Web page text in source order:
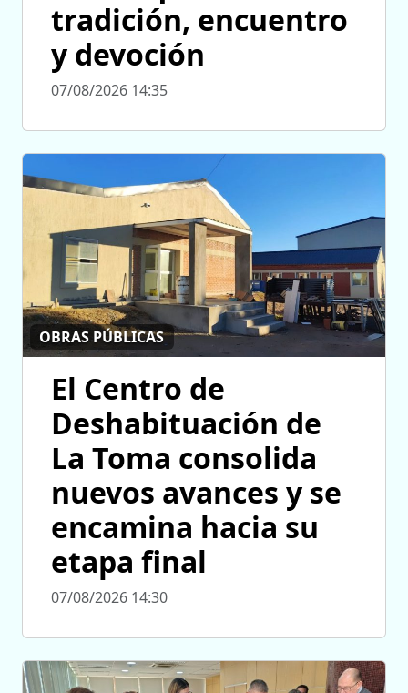
tradición, encuentro
y devoción
07/08/2026 14:35
OBRAS PÚBLICAS
El Centro de
Deshabituación de
La Toma consolida
nuevos avances y se
encamina hacia su
etapa final
07/08/2026 14:30